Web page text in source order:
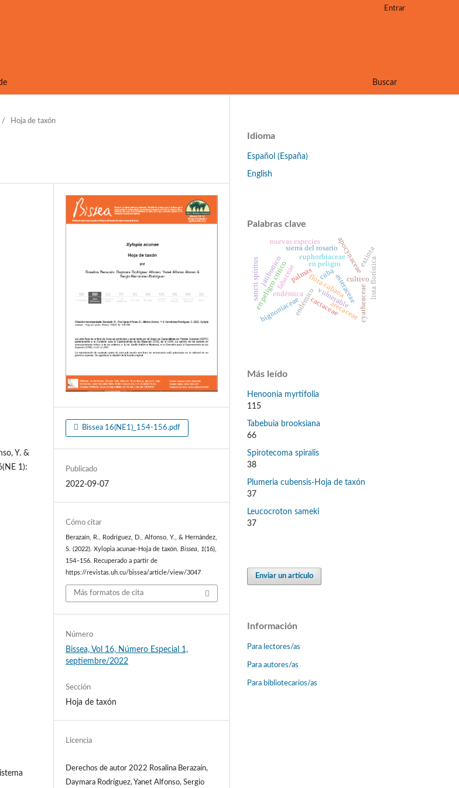
Buscar
Entrar
/ Hoja de taxón
Y. &
1):
Bissea 16(NE1)_154-156.pdf
Publicado
2022-09-07
Cómo citar
Berazaín, R., Rodríguez, D., Alfonso, Y., & Hernández,
S. (2022). Xylopia acunae-Hoja de taxón.Bissea 1(16),
154–156. Recuperado a partir de
https://revistas.uh.cu/bissea/article/view/3047
Más formatos de cita
Número
Bissea, Vol 16, Número Especial 1,
septiembre/2022
Sección
Hoja de taxón
Licencia
Derechos de autor 2022 Rosalina Berazaín,
Daymara Rodríguez, Yanet Alfonso, Sergio
Idioma
Español (España)
English
Palabras clave
asteraceae
endémico
flora cubana
en peligro
euphorbiaceae
endémica
en peligro crítico
apocynaceae
vulnerable
arecaceae
cultivo
fabaceae
jatibonico
sancti spíritus lista florística
sierra del rosario
cactaceae
nuevas especies
bignoniaceae
palmas cuba
cyatheaceae
extinta
Más leído
Henoonia myrtifolia
115
Tabebuia brooksiana
66
Spirotecoma spiralis
38
Plumeria cubensis-Hoja de taxón
37
Leucocroton sameki
37
Enviar un artículo
Información
Para lectores/as
Para autores/as
Para bibliotecarios/as